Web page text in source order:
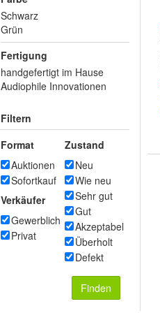
Schwarz
Grün
Fertigung
handgefertigt im Hause
Audiophile Innovationen
Filtern
Format
Auktionen
Sofortkauf
Verkäufer
Gewerblich
Privat
Zustand
Neu
Wie neu
Sehr gut
Gut
Akzeptabel
Überholt
Defekt
Finden